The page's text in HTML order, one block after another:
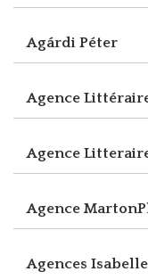
Agárdi Péter
Agence
Agence
Agence
Agences